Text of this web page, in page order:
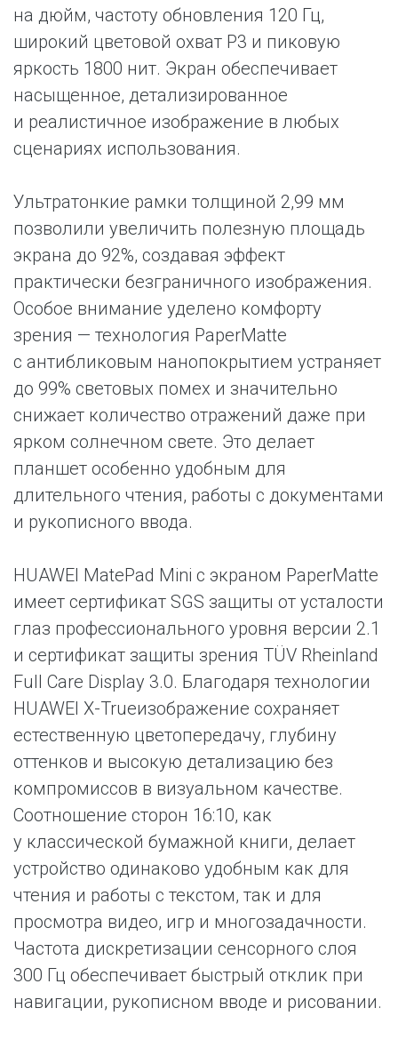
на дюйм, частоту обновления 120 Гц,
широкий цветовой охват P3 и пиковую
яркость 1800 нит. Экран обеспечивает
насыщенное, детализированное
и реалистичное изображение в любых
сценариях использования.
Ультратонкие рамки толщиной 2,99 мм
позволили увеличить полезную площадь
экрана до 92%, создавая эффект
практически безграничного изображения.
Особое внимание уделено комфорту
зрения — технология PaperMatte
с антибликовым нанопокрытием устраняет
до 99% световых помех и значительно
снижает количество отражений даже при
ярком солнечном свете. Это делает
планшет особенно удобным для
длительного чтения, работы с документами
и рукописного ввода.
HUAWEI MatePad Mini с экраном PaperMatte
имеет сертификат SGS защиты от усталости
глаз профессионального уровня версии 2.1
и сертификат защиты зрения TÜV Rheinland
Full Care Display 3.0. Благодаря технологии
HUAWEI X-Trueизображение сохраняет
естественную цветопередачу, глубину
оттенков и высокую детализацию без
компромиссов в визуальном качестве.
Соотношение сторон 16:10, как
у классической бумажной книги, делает
устройство одинаково удобным как для
чтения и работы с текстом, так и для
просмотра видео, игр и многозадачности.
Частота дискретизации сенсорного слоя
300 Гц обеспечивает быстрый отклик при
навигации, рукописном вводе и рисовании.